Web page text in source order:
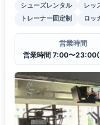
シューズレンタル レッ
トレーナー固定制
ロッ
営業時間
営業時間 7:00〜